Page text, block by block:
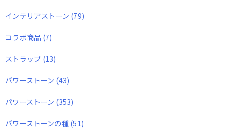
インテリアストーン (79)
コラボ商品 (7)
ストラップ (13)
パワーストーン (43)
パワーストーン (353)
パワーストーンの種 (51)